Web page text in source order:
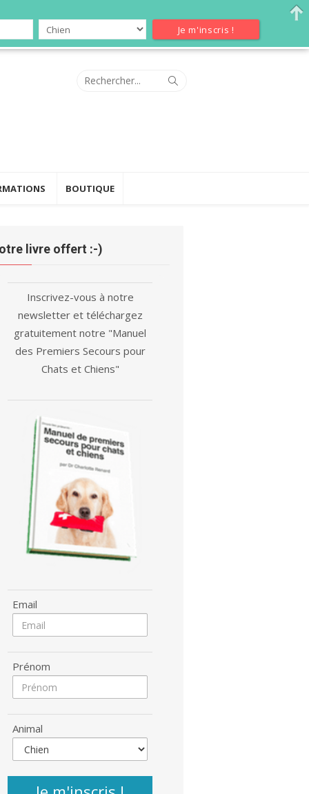
Search
BOUTIQUE
livre offert :-)
Inscrivez-vous à notre
newsletter et téléchargez
gratuitement notre "Manuel
des Premiers Secours pour
Chats et Chiens"
Email
Prénom
Animal